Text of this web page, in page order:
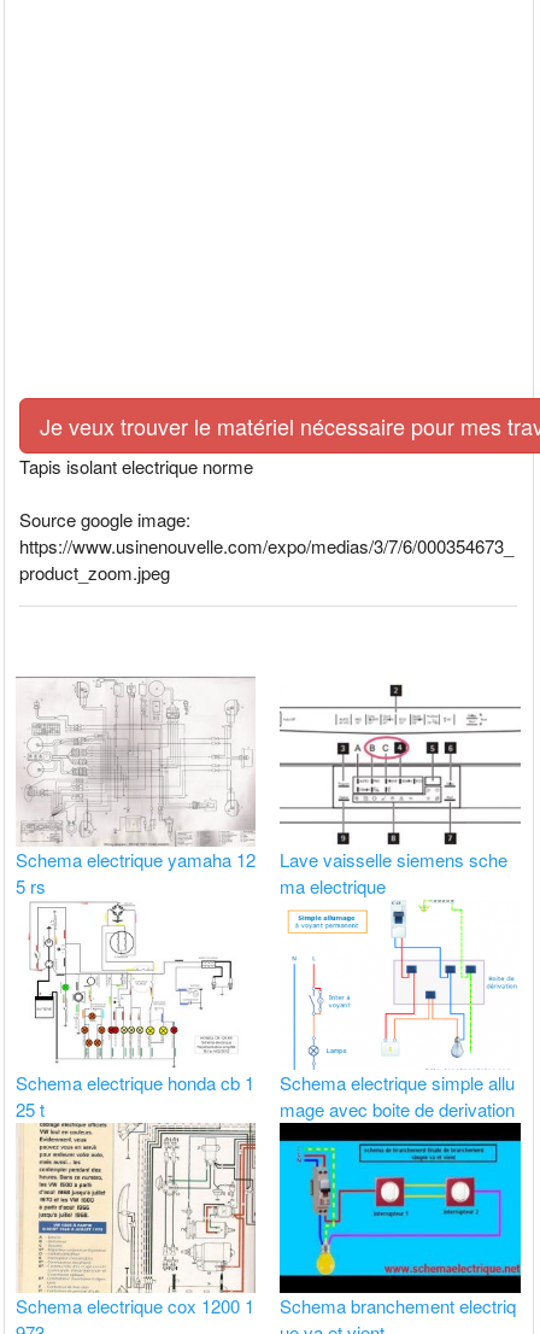
Je veux trouver le matériel nécessaire pour mes
Tapis isolant electrique norme
Source google image:
https://www.usinenouvelle.com/expo/medias/3/7/6/000354673_
product_zoom.jpeg
Schema electrique yamaha 12
5 rs
Lave vaisselle siemens sche
ma electrique
Schema electrique honda cb 1
25 t
Schema electrique simple allu
mage avec boite de derivation
Schema electrique cox 1200 1
Schema branchement electriq